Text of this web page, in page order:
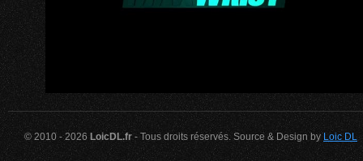
© 2010 - 2026 LoicDL.fr- Tous droits réservés. Source & Design byLoic DL